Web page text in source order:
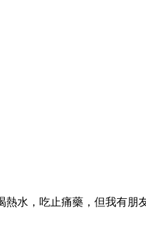
水，吃止痛藥，但我有